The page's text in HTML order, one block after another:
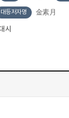
대등저자명 金素月
시